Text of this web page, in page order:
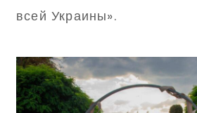
всей Украины».